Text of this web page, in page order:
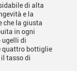
di alta
e la
che la giusta
in ogni
ugelli di
quattro bottiglie
tasso di